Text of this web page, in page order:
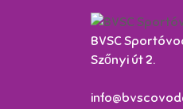
BVSC
Szőnyi út 2.